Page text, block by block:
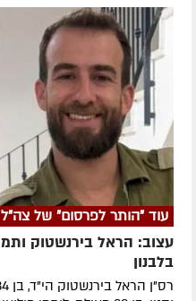
עוד "הותר לפרסום" של צה"ל
עצוב: הראל בירנשטוק
בלבנון